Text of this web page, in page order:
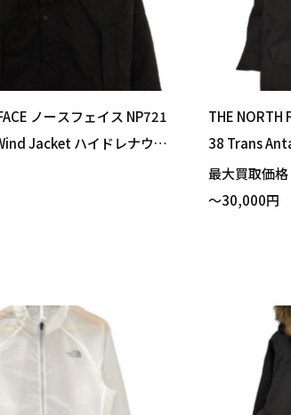
ノースフェイス NP721
Jacket ハイドレナウィ
THE NORTH
38 Trans
タークティカ
ブラック Mサ
最大買取価格
～30,000円